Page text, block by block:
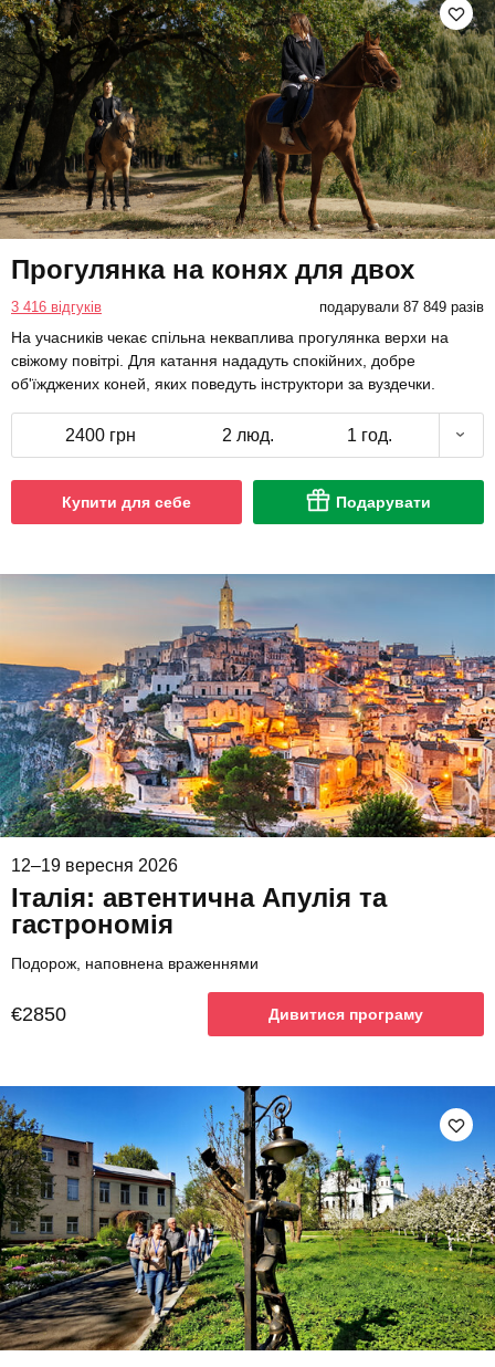
Прогулянка на конях для двох
3 416 відгуків подарували 87 849 разів
На учасників чекає спільна некваплива прогулянка верхи на
свіжому повітрі. Для катання нададуть спокійних, добре
об'їжджених коней, яких поведуть інструктори за вуздечки.
2400 грн 2 люд. 1 год.
Купити для себе Подарувати
12–19 вересня 2026
Італія: автентична Апулія та
гастрономія
Подорож, наповнена враженнями
€2850 Дивитися програму